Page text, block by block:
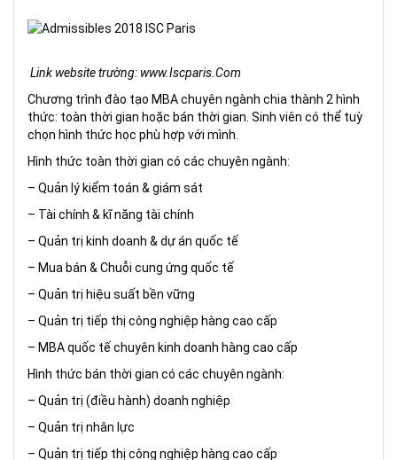
Link website trường: www.Iscparis.Com
Chương trình đào tạo MBA chuyên ngành chia thành 2 hình
thức: toàn thời gian hoặc bán thời gian. Sinh viên có thể tuỳ
chọn hình thức học phù hợp với mình.
Hình thức toàn thời gian có các chuyên ngành:
– Quản lý kiểm toán & giám sát
– Tài chính & kĩ năng tài chính
– Quản trị kinh doanh & dự án quốc tế
– Mua bán & Chuỗi cung ứng quốc tế
– Quản trị hiệu suất bền vững
– Quản trị tiếp thị công nghiệp hàng cao cấp
– MBA quốc tế chuyên kinh doanh hàng cao cấp
Hình thức bán thời gian có các chuyên ngành:
– Quản trị (điều hành) doanh nghiệp
– Quản trị nhân lực
– Quản trị tiếp thị công nghiệp hàng cao cấp